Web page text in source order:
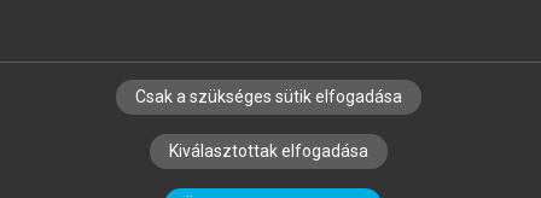
SZERZŐKNEK CÉGEKNEK KÖNYVTÁROSOKNAK
SZERKESZTÉSI ÉS LEKTORÁLÁSI ALAPELVEK
Csak a szükséges sütik elfogadása
Kiválasztottak elfogadása